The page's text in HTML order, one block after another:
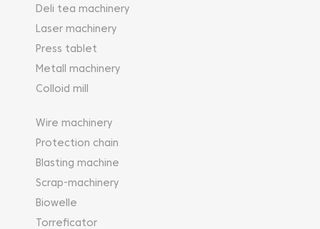
Deli tea machinery
Laser machinery
Press tablet
Metall machinery
Colloid mill
Wire machinery
Protection chain
Blasting machine
Scrap-machinery
Biowelle
Torreficator